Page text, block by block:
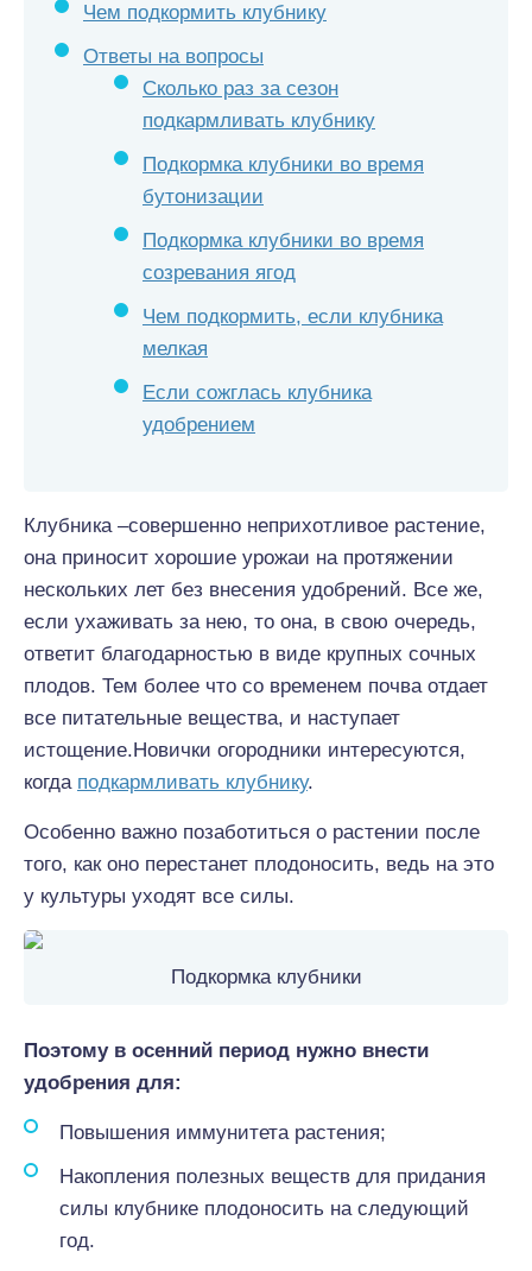
Чем подкормить клубнику
Ответы на вопросы
Сколько раз за сезон
подкармливать клубнику
Подкормка клубники во время
бутонизации
Подкормка клубники во время
созревания ягод
Чем подкормить, если клубника
мелкая
Если сожглась клубника
удобрением
Клубника –совершенно неприхотливое растение,
она приносит хорошие урожаи на протяжении
нескольких лет без внесения удобрений. Все же,
если ухаживать за нею, то она, в свою очередь,
ответит благодарностью в виде крупных сочных
плодов. Тем более что со временем почва отдает
все питательные вещества, и наступает
истощение.Новички огородники интересуются,
когда подкармливать клубнику.
Особенно важно позаботиться о растении после
того, как оно перестанет плодоносить, ведь на это
у культуры уходят все силы.
Подкормка клубники
Поэтому в осенний период нужно внести
удобрения для:
Повышения иммунитета растения;
Накопления полезных веществ для придания
силы клубнике плодоносить на следующий
год.